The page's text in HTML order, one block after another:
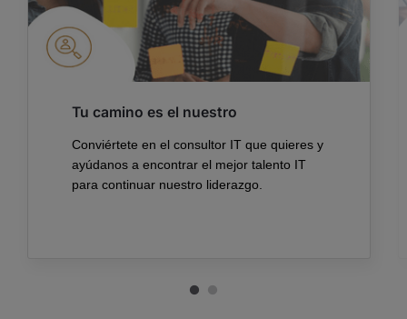
Tu camino es el nuestro
Conviértete en el consultor IT que quieres y
ayúdanos a encontrar el mejor talento IT
para continuar nuestro liderazgo.